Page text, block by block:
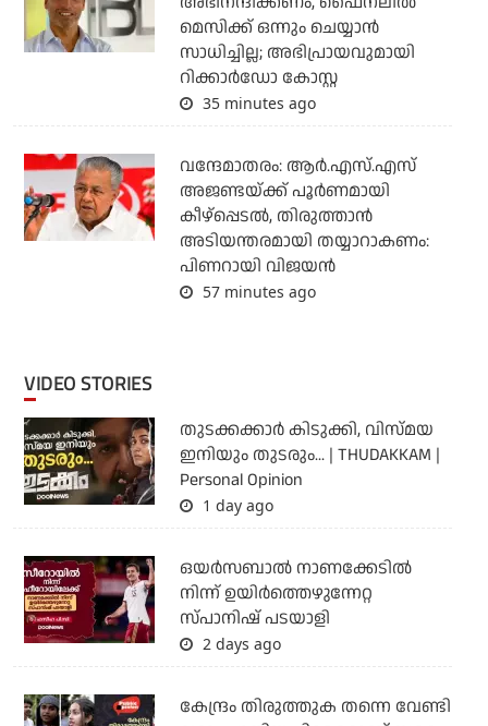
മെസിക്ക് ഒന്നും ചെയ്യാന്‍
സാധിച്ചില്ല; അഭിപ്രായവുമായി
റിക്കാര്‍ഡോ കോസ്റ്റ
35 minutes ago
വന്ദേമാതരം: ആര്‍.എസ്.എസ്
അജണ്ടയ്ക്ക് പൂര്‍ണമായി
കീഴ്‌പ്പെടല്‍, തിരുത്താന്‍
അടിയന്തരമായി തയ്യാറാകണം:
പിണറായി വിജയന്‍
57 minutes ago
VIDEO STORIES
തുടക്കക്കാര്‍ കിടുക്കി, വിസ്മയ
ഇനിയും തുടരും... | THUDAKKAM |
Personal Opinion
1 day ago
ഒയര്‍സബാൽ നാണക്കേടിൽ
നിന്ന് ഉയിർത്തെഴുന്നേറ്റ
സ്പാനിഷ് പടയാളി
2 days ago
കേന്ദ്രം തിരുത്തുക തന്നെ വേണ്ടി